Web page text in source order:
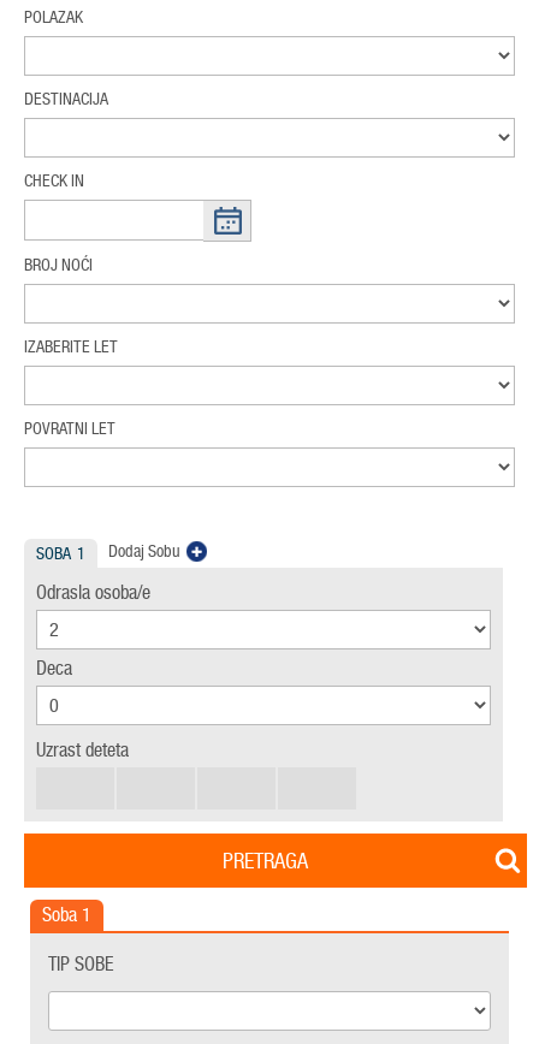
POLAZAK
DESTINACIJA
CHECK IN
BROJ NOĆI
IZABERITE LET
POVRATNI LET
SOBA 1 Dodaj Sobu
Odrasla osoba/e
Deca
Uzrast deteta
PRETRAGA
Soba 1
TIP SOBE